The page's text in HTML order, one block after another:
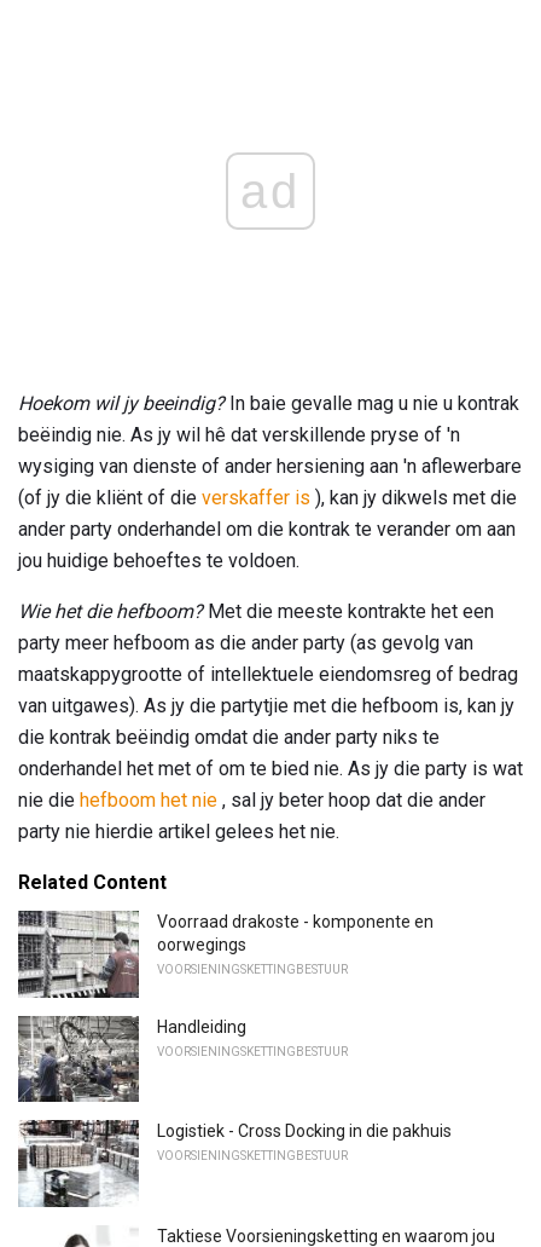
ad
Hoekom wil jy beeindig?In baie gevalle mag u nie u kontrak
beëindig nie. As jy wil hê dat verskillende pryse of 'n
wysiging van dienste of ander hersiening aan 'n aflewerbare
(of jy die kliënt of die verskaffer is ), kan jy dikwels met die
ander party onderhandel om die kontrak te verander om aan
jou huidige behoeftes te voldoen.
Wie het die hefboom?Met die meeste kontrakte het een
party meer hefboom as die ander party (as gevolg van
maatskappygrootte of intellektuele eiendomsreg of bedrag
van uitgawes). As jy die partytjie met die hefboom is, kan jy
die kontrak beëindig omdat die ander party niks te
onderhandel het met of om te bied nie. As jy die party is wat
nie die hefboom het nie , sal jy beter hoop dat die ander
party nie hierdie artikel gelees het nie.
Related Content
Voorraad drakoste - komponente en
oorwegings
VOORSIENINGSKETTINGBESTUUR
Handleiding
VOORSIENINGSKETTINGBESTUUR
Logistiek - Cross Docking in die pakhuis
VOORSIENINGSKETTINGBESTUUR
Taktiese Voorsieningsketting en waarom jou